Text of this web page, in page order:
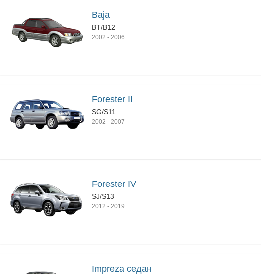
Baja
BT/B12
2002 - 2006
Forester II
SG/S11
2002 - 2007
Forester IV
SJ/S13
2012 - 2019
Impreza седан